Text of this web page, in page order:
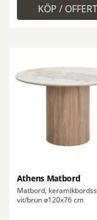
Athens Matbord
Matbord,
vit/brun ø120x76 cm